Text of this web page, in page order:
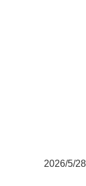
2026/5/28